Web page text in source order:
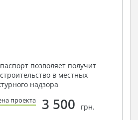
позволяет получит
в местных
надзора
проекта 3 500 грн.